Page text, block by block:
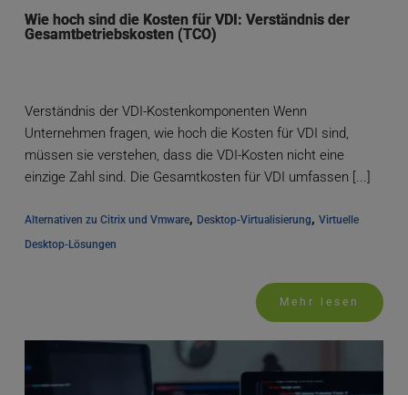
Wie hoch sind die Kosten für VDI: Verständnis der
Gesamtbetriebskosten (TCO)
Verständnis der VDI-Kostenkomponenten Wenn
Unternehmen fragen, wie hoch die Kosten für VDI sind,
müssen sie verstehen, dass die VDI-Kosten nicht eine
einzige Zahl sind. Die Gesamtkosten für VDI umfassen [...]
Alternativen zu Citrix und Vmware, Desktop-Virtualisierung, Virtuelle
Desktop-Lösungen
Mehr lesen